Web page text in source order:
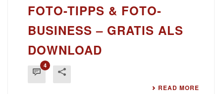
FOTO-TIPPS & FOTO-
BUSINESS – GRATIS ALS
DOWNLOAD
4
READ MORE